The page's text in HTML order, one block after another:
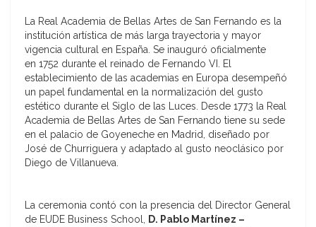
La Real Academia de Bellas Artes de San Fernando es la
institución artística de más larga trayectoria y mayor
vigencia cultural en España. Se inauguró oficialmente
en 1752 durante el reinado de Fernando VI. El
establecimiento de las academias en Europa desempeñó
un papel fundamental en la normalización del gusto
estético durante el Siglo de las Luces. Desde 1773 la Real
Academia de Bellas Artes de San Fernando tiene su sede
en el palacio de Goyeneche en Madrid, diseñado por
José de Churriguera y adaptado al gusto neoclásico por
Diego de Villanueva.
La ceremonia contó con la presencia del Director General
de EUDE Business School, D. Pablo Martínez –